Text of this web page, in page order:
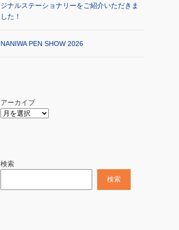
ジナルステーショナリーをご紹介いただきま
した！
NANIWA PEN SHOW 2026
アーカイブ
検索
検索